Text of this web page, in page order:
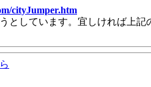
cityJumper.htm
としています。宜しければ上